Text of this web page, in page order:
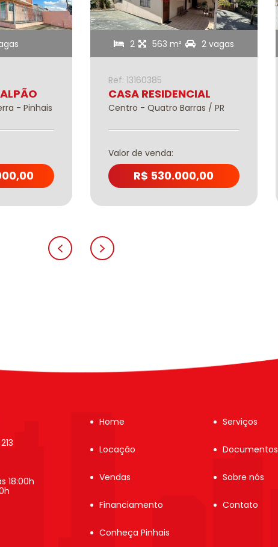
- Pinhais
2 563 m² 2 vagas
Ref: 13160385
CASA RESIDENCIAL
Centro - Quatro Barras / PR
Valor de venda:
R$ 530.000,00
18:00h
Home
Locação
Vendas
Financiamento
Conheça Pinhais
Serviços
Documentos
Sobre nós
Contato